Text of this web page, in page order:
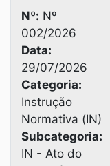
Nº: Nº
002/2026
Data:
29/07/2026
Categoria:
Instrução
Normativa (IN)
Subcategoria:
IN - Ato do